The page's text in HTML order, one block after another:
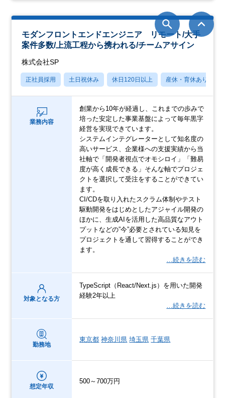
モダンフロントエンドエンジニア リモート/大手
案件多数/上流工程から携われる/チームアサイン
株式会社SP
正社員採用 土日祝休み 休日120日以上 産休・育休あり
業務内容
創業から10年が経過し、これまでの歩みで
培った安定した事業基盤によって毎年黒字
経営を実現できています。
システムインテグレーターとして知名度の
高いサービス、企業様への支援実績から当
社軸で「開発者視点でオモシロイ」「難易
度が高く成長できる」そんな軸でプロジェ
クトを選択して受注をすることができてい
ます。
CI/CDを取り入れたスクラム体制やテスト
駆動開発をはじめとしたアジャイル開発の
ほかに、生成AIを活用した高品質なアウト
プットなどの”今”必要とされている知見を
プロジェクトを通して習得することができ
ます。
…続きを読む
対象となる方
TypeScript（React/Next.js）を用いた開発
経験2年以上
…続きを読む
勤務地
東京都 神奈川県 埼玉県 千葉県
想定年収
500～700万円